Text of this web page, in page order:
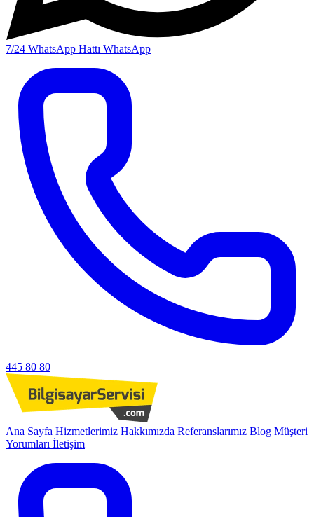
7/24 WhatsApp Hattı WhatsApp
445 80 80
Ana Sayfa Hizmetlerimiz Hakkımızda Referanslarımız Blog Müşteri
Yorumları İletişim